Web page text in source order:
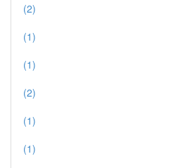
(2)
(1)
(1)
(2)
(1)
(1)